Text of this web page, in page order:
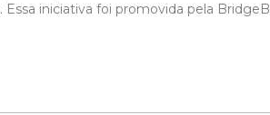
iniciativa foi promovida pela